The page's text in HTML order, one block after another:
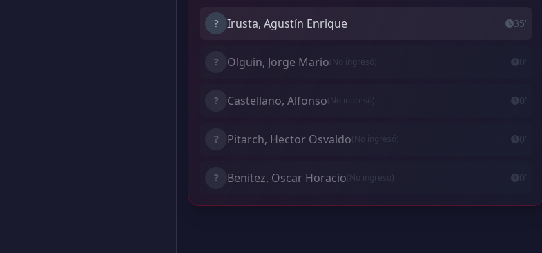
? Irusta, Agustín Enrique 35'
? Olguin, Jorge Mario(No ingresó) 0'
? Castellano, Alfonso(No ingresó) 0'
? Pitarch, Hector Osvaldo(No ingresó) 0'
? Benitez, Oscar Horacio(No ingresó) 0'